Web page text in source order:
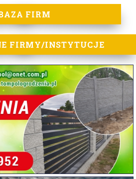
FIRM
FIRMY/INSTYTUCJE